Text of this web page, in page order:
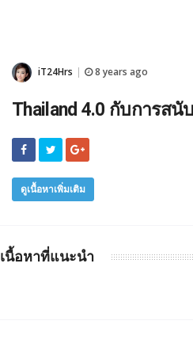
iT24Hrs 8 years ago
Thailand 4.0 กับการส
ดูเนื้อหาเพิ่มเติม
เนื้อหาที่แนะนำ